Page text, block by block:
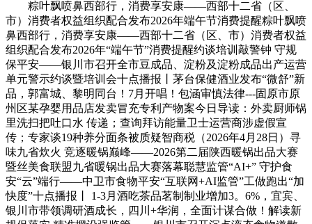
粽叶飘喷鼻西部行，消费享安康——西部十二省（区、
市）消费者权益组织配合发布2026年端午节消费提醒粽叶飘喷
鼻西部行，消费享安康——西部十二省（区、市）消费者权益
组织配合发布2026年“端午节”消费提醒约谈培训敲警钟 守规
保平安——银川市召开全市豆成品、淀粉及淀粉成品出产运营
单元警示约谈暨培训会十点播报丨茅台保健酒业发布“微舒”新
品，郭富城、黎明同台！7月开唱！包涵审慎法律---固原市原
州区某孕婴用品店发卖冒充专利产物案今日导读：外卖厨师锅
里洗扫把吐口水 传递；查询拜访能量卫士运营商涉虚假宣
传；专家谈19种养分面条被质疑智商税（2026年4月28日）寻
味九省炊火 竞逐暖锅巅峰——2026第二届陕西暖锅出品大赛
暨丝美食联盟九省暖锅出品大赛落幕聪慧监管“AI+” 守护食
安“云”端行——中卫市食物平安“互联网+AI监管”工做跑出“加
快度”十点播报丨 1-3月酒吃茶品茗制制业增加3。6%，宜宾、
银川市带领调研酒成长，四川+华润，全面计谋合做！解读新